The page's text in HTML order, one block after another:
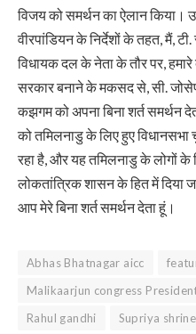
विजय को समर्थन का ऐलान किया।
वीरपांडियन के निर्देशों के तहत, मैं,
विधायक दल के नेता के तौर पर,
सरकार बनाने के मकसद से, सी.
कझगम को अपना बिना शर्त समर्थन
को तमिलनाडु के लिए हुए विधानसभा
रहा है, और यह तमिलनाडु के लोगों के
लोकतांत्रिक शासन के हित में दिया
आप मेरे बिना शर्त समर्थन देता हूं।
Abhas Bhatnagar aicc
Malikaarjun congress
Rahul gandhi
Supriya